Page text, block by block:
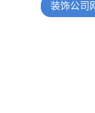
装饰公司